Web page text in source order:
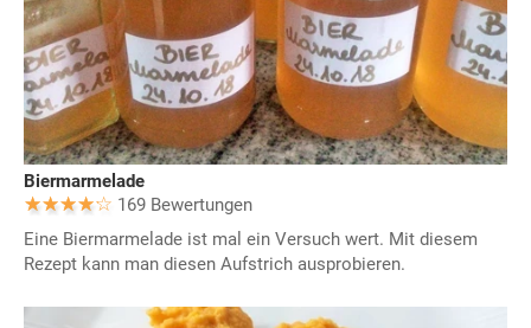
Biermarmelade
169 Bewertungen
Eine Biermarmelade ist mal ein Versuch wert. Mit diesem
Rezept kann man diesen Aufstrich ausprobieren.